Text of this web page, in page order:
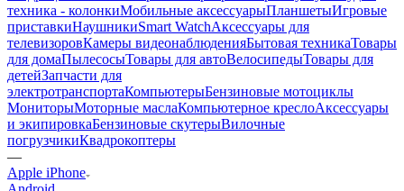
техника - колонкиМобильные аксессуарыПланшетыИгровые
приставкиНаушникиSmart WatchАксессуары для
телевизоровКамеры видеонаблюденияБытовая техникаТовары
для домаПылесосыТовары для автоВелосипедыТовары для
детейЗапчасти для
электротранспортаКомпьютерыБензиновые мотоциклы
МониторыМоторные маслаКомпьютерное креслоАксессуары
и экипировкаБензиновые скутерыВилочные
погрузчикиКвадрокоптеры
—
Apple iPhone